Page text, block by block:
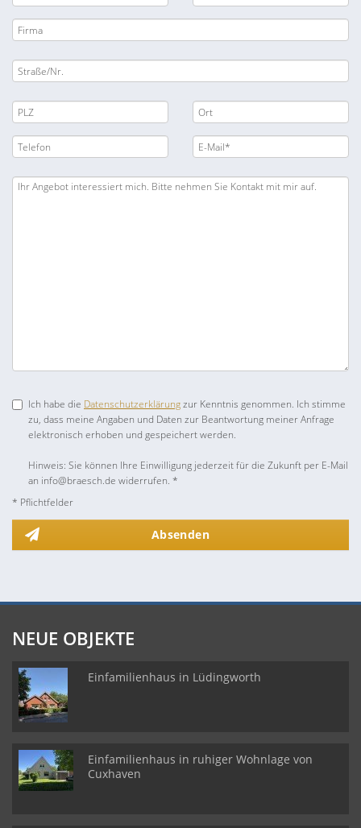
Ich habe die Datenschutzerklärungzur Kenntnis genommen. Ich stimme
zu, dass meine Angaben und Daten zur Beantwortung meiner Anfrage
elektronisch erhoben und gespeichert werden.
Hinweis: Sie können Ihre Einwilligung jederzeit für die Zukunft per E-Mail
an info@braesch.de widerrufen. *
* Pflichtfelder
Absenden
NEUE OBJEKTE
Einfamilienhaus in Lüdingworth
Einfamilienhaus in ruhiger Wohnlage von
Cuxhaven